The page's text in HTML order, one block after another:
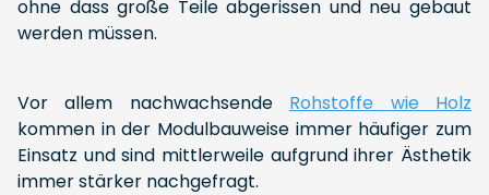
ohne dass große Teile abgerissen und neu gebaut
werden müssen.
Vor allem nachwachsende Rohstoffe wie Holz
kommen in der Modulbauweise immer häufiger zum
Einsatz und sind mittlerweile aufgrund ihrer Ästhetik
immer stärker nachgefragt.